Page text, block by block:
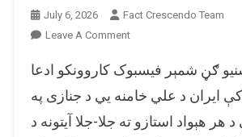
July 6, 2026
Fact Crescendo Team
Leave A CommentOn
ایت
الله
خامنه
ګڼ شمېر فیسبوک کاروونکو ادعا
ایران د علي خامنه یي د جنازی په
هېواد استازو ته جلا-جلا آیتونه د